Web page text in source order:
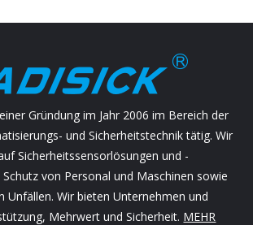
Gründung im Jahr 2006 im Bereich der
und Sicherheitstechnik tätig. Wir
Sicherheitssensorlösungen und -
von Personal und Maschinen sowie
Unfällen. Wir bieten Unternehmen und
Mehrwert und Sicherheit. MEHR